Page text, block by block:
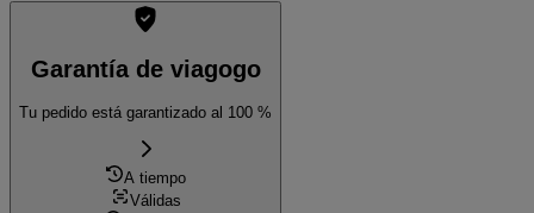
Garantía de viagogo
Tu pedido está garantizado al 100 %
A tiempo
Válidas